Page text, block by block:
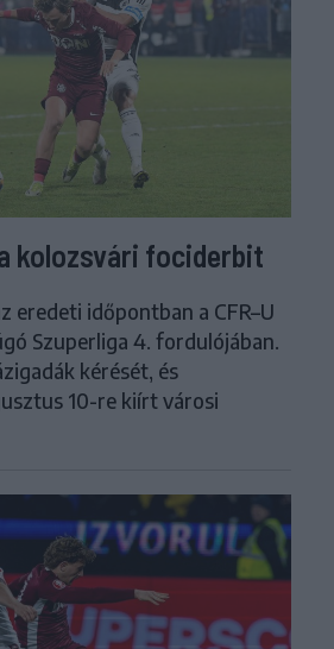
kolozsvári fociderbit
eredeti időpontban a CFR–U
Szuperliga 4. fordulójában.
kérését, és
10-re kiírt városi